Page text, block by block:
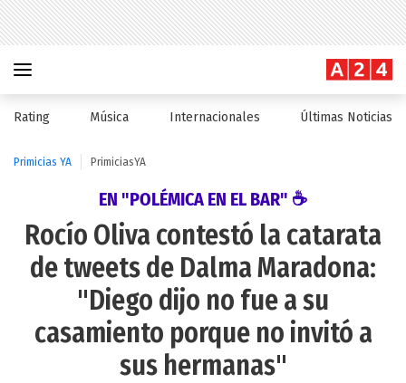
Rating Música Internacionales Últimas Noticias
Primicias YA PrimiciasYA
EN "POLÉMICA EN EL BAR" ☕
Rocío Oliva contestó la catarata
de tweets de Dalma Maradona:
"Diego dijo no fue a su
casamiento porque no invitó a
sus hermanas"